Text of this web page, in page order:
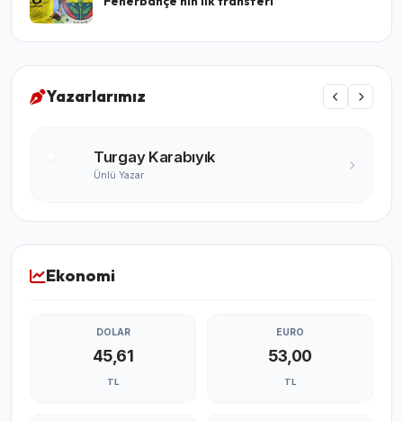
Yazarlarımız
Turgay Karabıyık
Ünlü Yazar
Ekonomi
DOLAR
45,61
TL
EURO
53,00
TL